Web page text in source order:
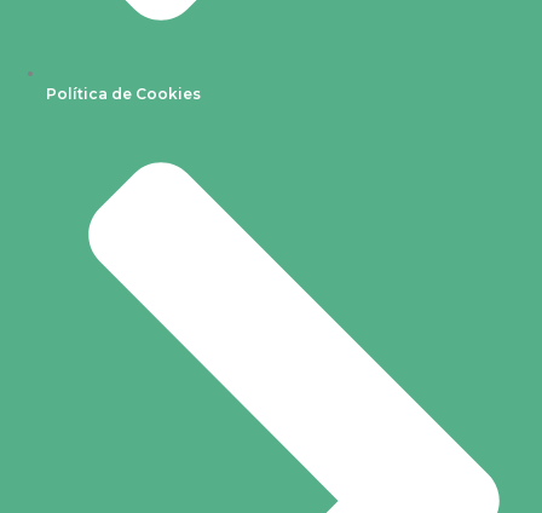
Política de Cookies